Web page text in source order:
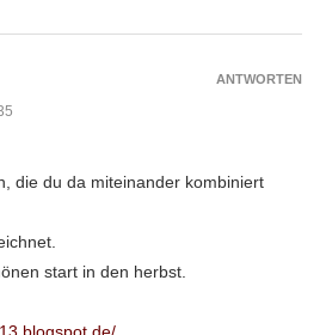
die du da miteinander kombiniert
start in den herbst.
ANTWORTEN